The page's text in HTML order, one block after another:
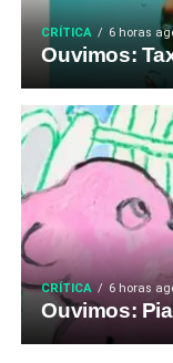
CRÍTICA 6 horas
Ouvimos:
CRÍTICA 6 horas
Ouvimos: